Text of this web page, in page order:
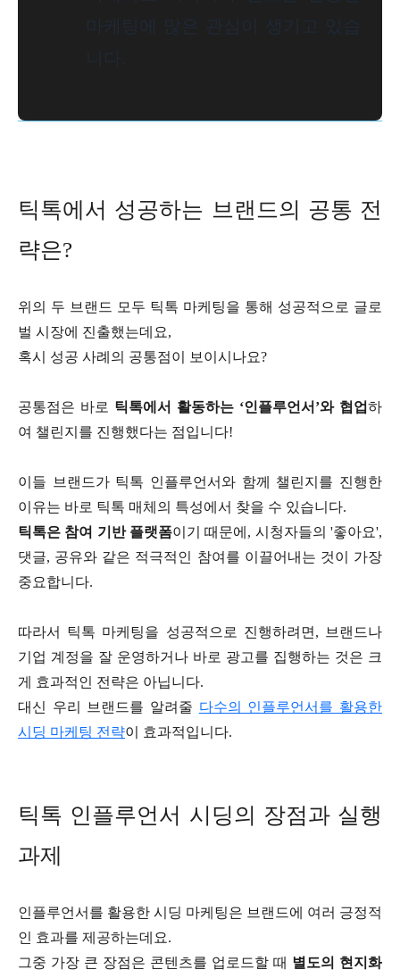
마케팅에 많은 관심이 생기고 있습
니다.
틱톡에서 성공하는 브랜드의 공통 전
략은?
위의 두 브랜드 모두 틱톡 마케팅을 통해 성공적으로 글로
벌 시장에 진출했는데요,
혹시 성공 사례의 공통점이 보이시나요?
공통점은 바로 틱톡에서 활동하는 ‘인플루언서’와 협업하
여 챌린지를 진행했다는 점입니다!
이들 브랜드가 틱톡 인플루언서와 함께 챌린지를 진행한
이유는 바로 틱톡 매체의 특성에서 찾을 수 있습니다.
틱톡은 참여 기반 플랫폼이기 때문에, 시청자들의 '좋아요',
댓글, 공유와 같은 적극적인 참여를 이끌어내는 것이 가장
중요합니다.
따라서 틱톡 마케팅을 성공적으로 진행하려면, 브랜드나
기업 계정을 잘 운영하거나 바로 광고를 집행하는 것은 크
게 효과적인 전략은 아닙니다.
대신 우리 브랜드를 알려줄 다수의 인플루언서를 활용한
시딩 마케팅 전략이 효과적입니다.
틱톡 인플루언서 시딩의 장점과 실행
과제
인플루언서를 활용한 시딩 마케팅은 브랜드에 여러 긍정적
인 효과를 제공하는데요.
그중 가장 큰 장점은 콘텐츠를 업로드할 때 별도의 현지화